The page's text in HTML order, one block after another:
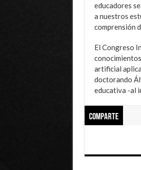
educadores
a nuestros
comprensión
El Congreso
artificial
doctorando
educativa -al
Comparte